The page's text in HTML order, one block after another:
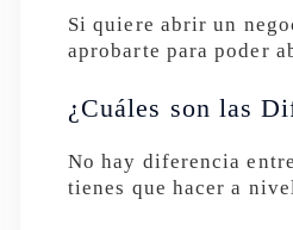
Si quiere abrir un
aprobarte para poder
¿Cuáles son las
No hay diferencia
tienes que hacer a